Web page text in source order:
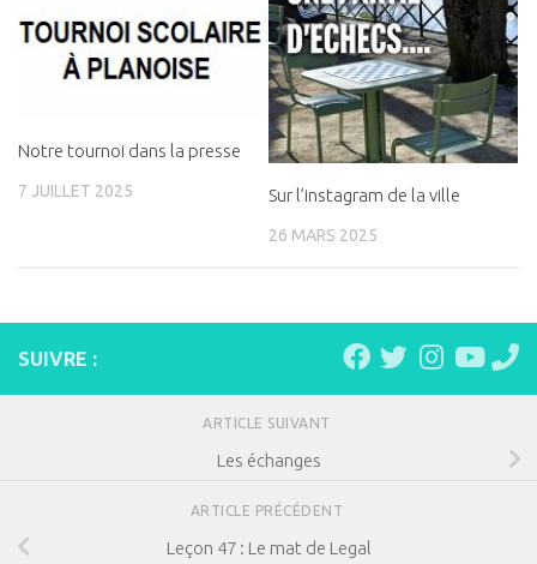
Notre tournoi dans la presse
7 JUILLET 2025 Sur l’instagram de la ville
26 MARS 2025
SUIVRE :
ARTICLE SUIVANT
Les échanges
ARTICLE PRÉCÉDENT
Leçon 47 : Le mat de Legal